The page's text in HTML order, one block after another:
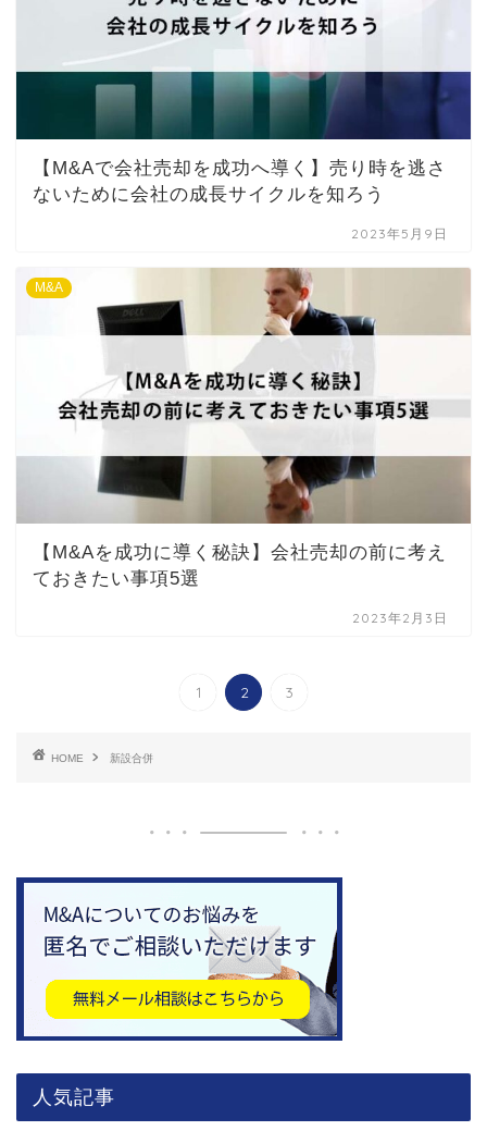
【M&Aで会社売却を成功へ導く】売り時を逃さ
ないために会社の成長サイクルを知ろう
2023年5月9日
M&A
【M&Aを成功に導く秘訣】会社売却の前に考え
ておきたい事項5選
2023年2月3日
1 2 3
HOME 新設合併
人気記事